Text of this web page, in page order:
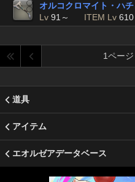
オルコクロマイト・ハチ
Lv 91～ ITEM Lv 610
1ペー
道具
アイテム
エオルゼアデータベース